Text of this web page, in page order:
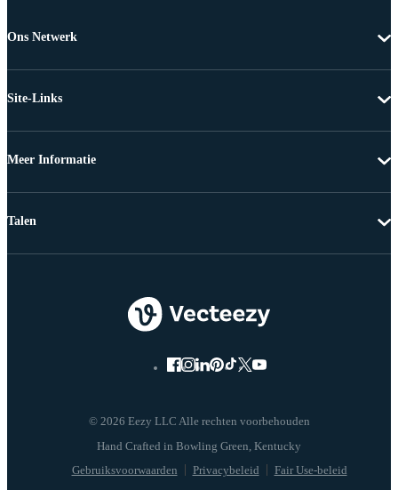
Ons Netwerk
Site-Links
Meer Informatie
© 2026 Eezy LLC Alle rechten voorbehouden
Gebruiksvoorwaarden Privacybeleid Fair Use-beleid
Talen